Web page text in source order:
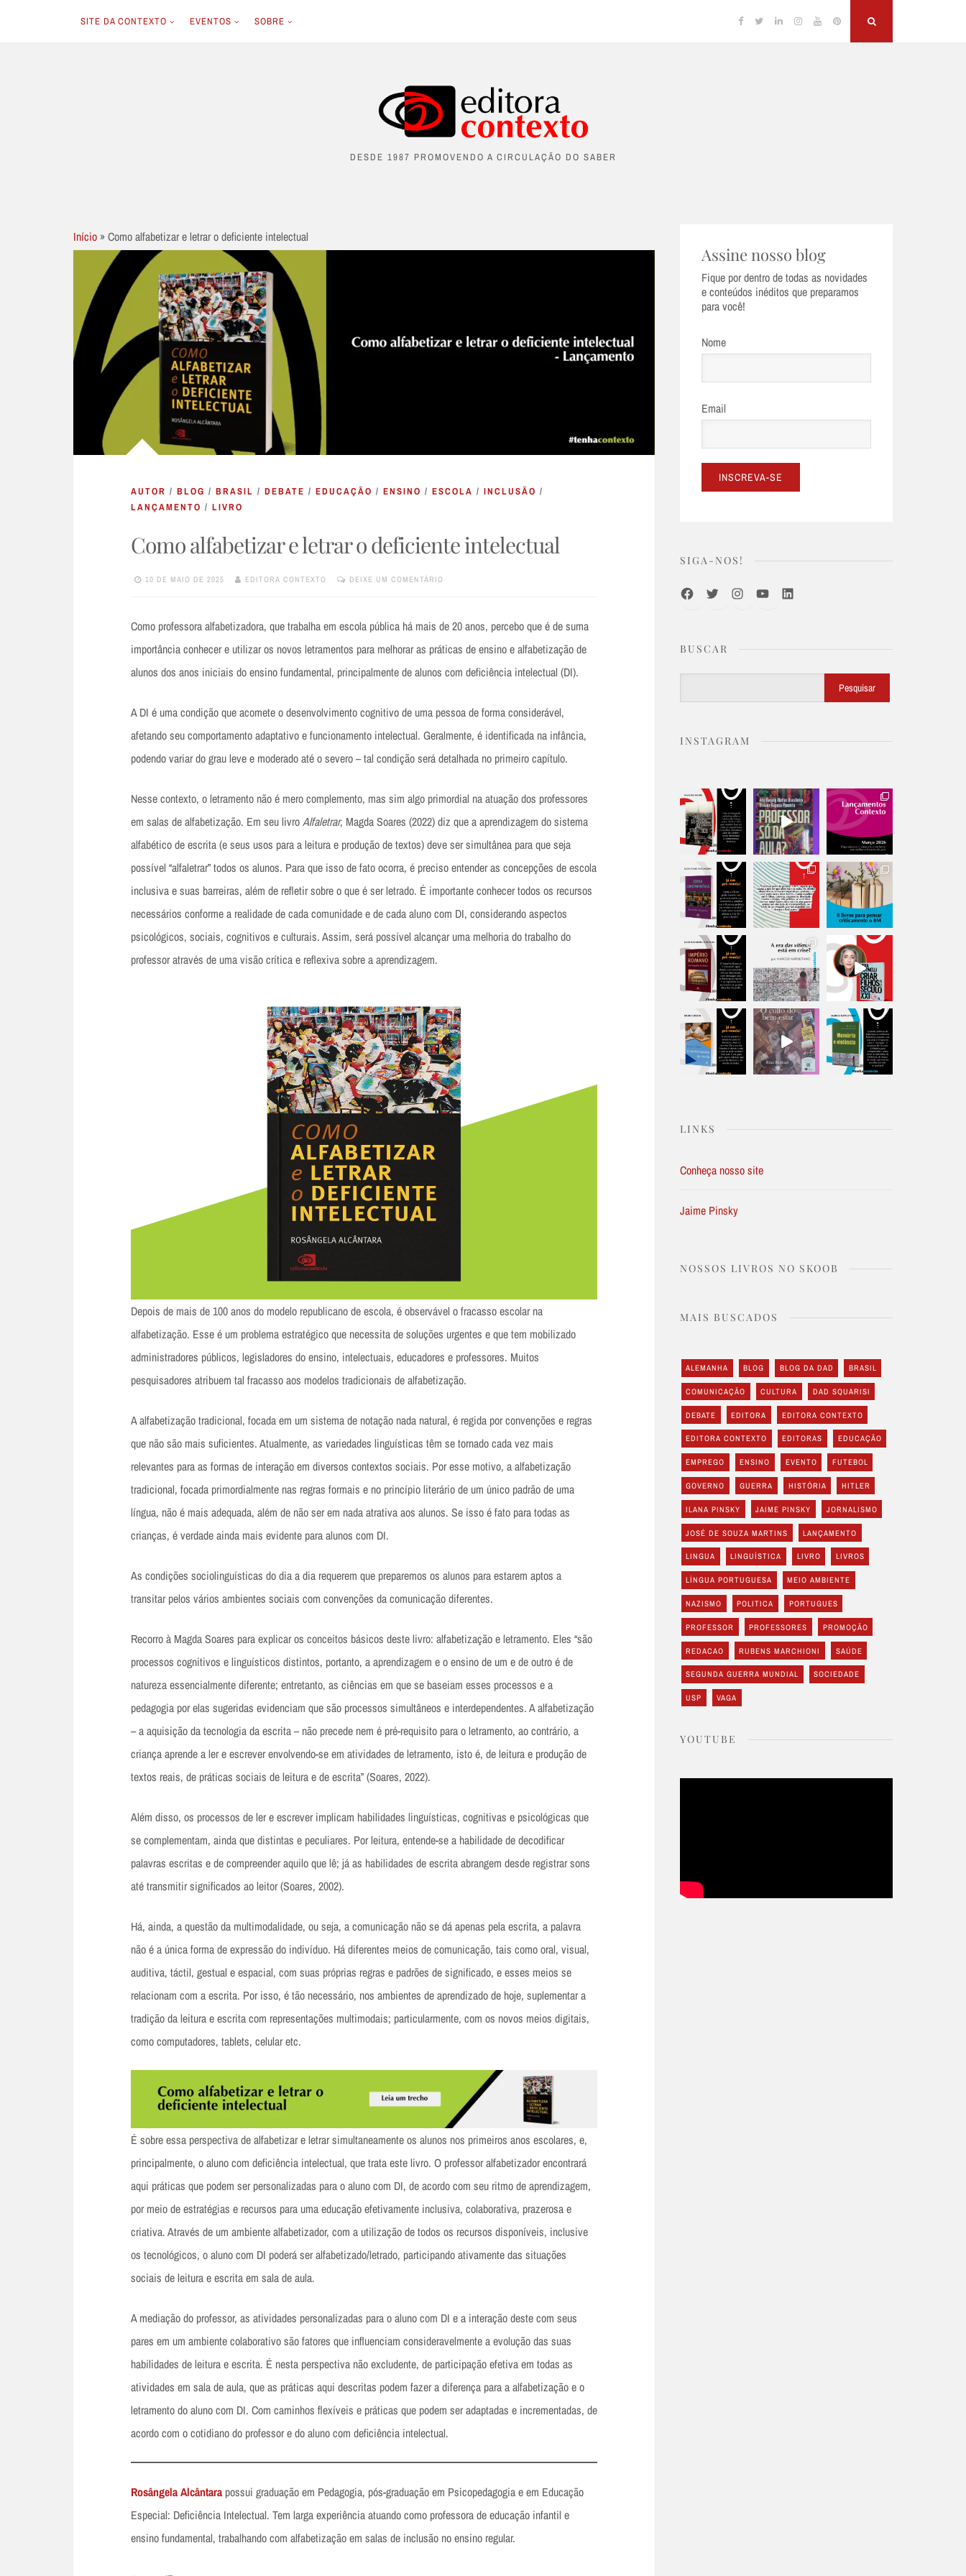
SITE DA CONTEXTO EVENTOS SOBRE Facebook
TwitterLinkedinInstagram
YouTubePinterest
DESDE 1987 PROMOVENDO A CIRCULAÇÃO DO SABER
Início »Como alfabetizar e letrar o deficiente intelectual
AUTOR / BLOG / BRASIL / DEBATE / EDUCAÇÃO / ENSINO / ESCOLA / INCLUSÃO /
LANÇAMENTO / LIVRO
Como alfabetizar e letrar o deficiente intelectual
10 DE MAIO DE 2025 EDITORA CONTEXTO DEIXE UM COMENTÁRIO
Como professora alfabetizadora, que trabalha em escola pública há mais de 20 anos, percebo que é de suma
importância conhecer e utilizar os novos letramentos para melhorar as práticas de ensino e alfabetização de
alunos dos anos iniciais do ensino fundamental, principalmente de alunos com deficiência intelectual (DI).
A DI é uma condição que acomete o desenvolvimento cognitivo de uma pessoa de forma considerável,
afetando seu comportamento adaptativo e funcionamento intelectual. Geralmente, é identificada na infância,
podendo variar do grau leve e moderado até o severo – tal condição será detalhada no primeiro capítulo.
Nesse contexto, o letramento não é mero complemento, mas sim algo primordial na atuação dos professores
em salas de alfabetização. Em seu livroAlfaletrar, Magda Soares (2022) diz que a aprendizagem do sistema
alfabético de escrita (e seus usos para a leitura e produção de textos) deve ser simultânea para que seja
possível “alfaletrar” todos os alunos. Para que isso de fato ocorra, é preciso entender as concepções de escola
inclusiva e suas barreiras, além de refletir sobre o que é ser letrado. É importante conhecer todos os recursos
necessários conforme a realidade de cada comunidade e de cada aluno com DI, considerando aspectos
psicológicos, sociais, cognitivos e culturais. Assim, será possível alcançar uma melhoria do trabalho do
professor através de uma visão crítica e reflexiva sobre a aprendizagem.
Depois de mais de 100 anos do modelo republicano de escola, é observável o fracasso escolar na
alfabetização. Esse é um problema estratégico que necessita de soluções urgentes e que tem mobilizado
administradores públicos, legisladores do ensino, intelectuais, educadores e professores. Muitos
pesquisadores atribuem tal fracasso aos modelos tradicionais de alfabetização.
A alfabetização tradicional, focada em um sistema de notação nada natural, é regida por convenções e regras
que não são mais suficientes. Atualmente, as variedades linguísticas têm se tornado cada vez mais
relevantes para as formas de interação em diversos contextos sociais. Por esse motivo, a alfabetização
tradicional, focada primordialmente nas regras formais e no princípio literário de um único padrão de uma
língua, não é mais adequada, além de não ser em nada atrativa aos alunos. Se isso é fato para todas as
crianças, é verdade ainda mais evidente para alunos com DI.
As condições sociolinguísticas do dia a dia requerem que preparemos os alunos para estarem aptos a
transitar pelos vários ambientes sociais com convenções da comunicação diferentes.
Recorro à Magda Soares para explicar os conceitos básicos deste livro: alfabetização e letramento. Eles “são
processos cognitivos e linguísticos distintos, portanto, a aprendizagem e o ensino de um e de outro é de
natureza essencialmente diferente; entretanto, as ciências em que se baseiam esses processos e a
pedagogia por elas sugeridas evidenciam que são processos simultâneos e interdependentes. A alfabetização
– a aquisição da tecnologia da escrita – não precede nem é pré-requisito para o letramento, ao contrário, a
criança aprende a ler e escrever envolvendo-se em atividades de letramento, isto é, de leitura e produção de
textos reais, de práticas sociais de leitura e de escrita” (Soares, 2022).
Além disso, os processos de ler e escrever implicam habilidades linguísticas, cognitivas e psicológicas que
se complementam, ainda que distintas e peculiares. Por leitura, entende-se a habilidade de decodificar
palavras escritas e de compreender aquilo que lê; já as habilidades de escrita abrangem desde registrar sons
até transmitir significados ao leitor (Soares, 2002).
Há, ainda, a questão da multimodalidade, ou seja, a comunicação não se dá apenas pela escrita, a palavra
não é a única forma de expressão do indivíduo. Há diferentes meios de comunicação, tais como oral, visual,
auditiva, táctil, gestual e espacial, com suas próprias regras e padrões de significado, e esses meios se
relacionam com a escrita. Por isso, é tão necessário, nos ambientes de aprendizado de hoje, suplementar a
tradição da leitura e escrita com representações multimodais; particularmente, com os novos meios digitais,
como computadores, tablets, celular etc.
É sobre essa perspectiva de alfabetizar e letrar simultaneamente os alunos nos primeiros anos escolares, e,
principalmente, o aluno com deficiência intelectual, que trata este livro. O professor alfabetizador encontrará
aqui práticas que podem ser personalizadas para o aluno com DI, de acordo com seu ritmo de aprendizagem,
por meio de estratégias e recursos para uma educação efetivamente inclusiva, colaborativa, prazerosa e
criativa. Através de um ambiente alfabetizador, com a utilização de todos os recursos disponíveis, inclusive
os tecnológicos, o aluno com DI poderá ser alfabetizado/letrado, participando ativamente das situações
sociais de leitura e escrita em sala de aula.
A mediação do professor, as atividades personalizadas para o aluno com DI e a interação deste com seus
pares em um ambiente colaborativo são fatores que influenciam consideravelmente a evolução das suas
habilidades de leitura e escrita. É nesta perspectiva não excludente, de participação efetiva em todas as
atividades em sala de aula, que as práticas aqui descritas podem fazer a diferença para a alfabetização e o
letramento do aluno com DI. Com caminhos flexíveis e práticas que podem ser adaptadas e incrementadas, de
acordo com o cotidiano do professor e do aluno com deficiência intelectual.
Rosângela Alcântarapossui graduação em Pedagogia, pós-graduação em Psicopedagogia e em Educação
Especial: Deficiência Intelectual. Tem larga experiência atuando como professora de educação infantil e
ensino fundamental, trabalhando com alfabetização em salas de inclusão no ensino regular.
Assine nosso blog
Fique por dentro de todas as novidades
e conteúdos inéditos que preparamos
para você!
Nome
Email
SIGA-NOS!
FacebookTwitterInstagramYoutubeLinkedIn
BUSCAR
Pesquisar
INSTAGRAM
LINKS
Conheça nosso site
Jaime Pinsky
NOSSOS LIVROS NO SKOOB
MAIS BUSCADOS
ALEMANHA BLOG BLOG DA DAD BRASIL
COMUNICAÇÃO CULTURA DAD SQUARISI
DEBATE EDITORA EDITORA CONTEXTO
EDITORA CONTEXTO EDITORAS EDUCAÇÃO
EMPREGO ENSINO EVENTO FUTEBOL
GOVERNO GUERRA HISTÓRIA HITLER
ILANA PINSKY JAIME PINSKY JORNALISMO
JOSÉ DE SOUZA MARTINS LANÇAMENTO
LINGUA LINGUÍSTICA LIVRO LIVROS
LÍNGUA PORTUGUESA MEIO AMBIENTE
NAZISMO POLITICA PORTUGUES
PROFESSOR PROFESSORES PROMOÇÃO
REDACAO RUBENS MARCHIONI SAÚDE
SEGUNDA GUERRA MUNDIAL SOCIEDADE
USP VAGA
YOUTUBE